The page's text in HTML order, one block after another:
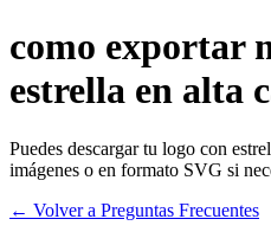
como exportar
estrella en alta
Puedes descargar tu logo con
imágenes o en formato SVG si
← Volver a Preguntas Frecuentes